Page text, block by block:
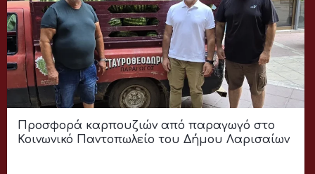
Προσφορά καρπουζιών από παραγωγό στο
Κοινωνικό Παντοπωλείο του Δήμου Λαρισαίων